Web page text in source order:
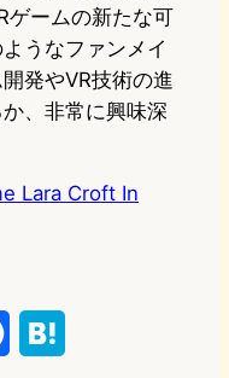
ゲームの新たな可
うなファンメイ
発やVR技術の進
、非常に興味深
Lara Croft In